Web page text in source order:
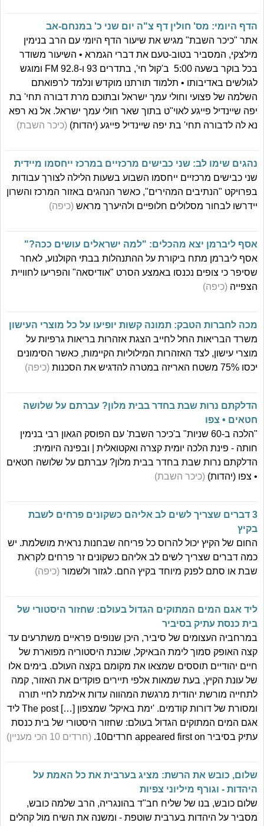
הדף היומי: מס' חולין דף צ"ה יום שני כ' במנחם-אב
אתר "כיכר השבת" מגיש את שיעור הדף היומי עם הרב בנימין
מילצקי, המסביר בטוב-טעם את דברי הגמרא • השיעור משודר
בכל בוקר בשעה 5:00 ב'קול חי', בתדרים 93 ו-92.8 FM ומוגש
לגולשים באדיבותו • תלמוד תורתנו מוקדש ונלמד לרפואתם
השלמה של פצועי וחולי עמך ישראל ובתוכם מרת דבורה תחי' בת
יפה שיינדיל פייגע לאוי"ט בתוך שאר חולי עמך ישראל. אל נא רפא
נא לה לדבורה תחי' בת יפה שיינדיל פייגע (יהדות) (כיכר השבת)
נהגים שימו לב: שני כבישים מרכזיים במרכז ייחסמו מיידית
שני כבישים מרכזיים ייחסמו השבוע בשעות הלילה לצורך עבודות
בפרויקט "הנתיבים המהירים", כאשר הנהגים באזור המרכז והשרון
יידרשו לבחור מסלולים חלופיים ולהיערך מראש (כיפה)
אסף ליברמן יצא מהכלים: "למה ישראלים עושים ככה?"
אסף ליברמן מתח ביקורת על ההתנהלות בבתי הקולנוע, לאחר
שסיפר כי צופים נכנסו באמצע הסרט "אודיסאה" והפריעו לחוויית
הצפייה (כיפה)
מכה לחברות הטבק: תמונה קשות יופיעו על כל מוצרי העישון
משרד הבריאות החל לחייב הצגת אזהרות בריאות גרפיות על
מוצרי עישון, לצד האזהרות המילוליות הקיימות, כאשר הסימונים
יכסו 75% משטח האריזה במטרה להדגיש את הסכנות
(כיפה)
הדלקתם נרות שבת בחדר בבית מלון? עברתם על שלושה
חטאים • צפו
"הלכה ב-60 שניות" ב'כיכר השבת' עם הפוסק הגאון רבי בנימין
חותה - פינת הלכה יומית קצרה ואקטואלית | ובפינה היומית:
הדלקתם נרות שבת בחדר בבית מלון? עברתם על שלושה חטאים
• צפו (יהדות) (כיכר השבת)
3 דברים שצריך לשים לב אליהם כשקונים פרחים לשבת
בקיץ
החום של הקיץ יכול להרוס כל פריחה שבחנות נראית מושלמת. יש
כמה דברים שצריך לשים לב אליהם כשקונים זר פרחים לקראת
שבת או סתם לפנק מיוחד בקיץ החם. לגזור ולשמור (כיפה)
ליד אגם המים המתוקים הגדול בעולם: שחזור היסטורי של
בית כנסת עתיק בסיביר
במרחביה העצומים של סיביר, היכן שנופים פראיים משתרעים עד
קצה האופק סמוך לימת הבאיקל, שוכנת היסטוריה מפוארת של
חיים יהודיים תוססים שמצאו את מקומם בקצה העולם. בימים אלו
של עונת הקיץ, בעת שמאות אלפי תיירים פוקדים את האזור, קמה
לתחייה מורשת יהודית מרגשת המהווה עדות אילמת לחיי תורה
ומסורת של דורות קודמים. 'ימת באיקל' שמצפון […] The post ליד
אגם המים המתוקים הגדול בעולם: שחזור היסטורי של בית כנסת
עתיק בסיביר appeared first on חרדים10.
(חרדים 10 הכי מעניין)
שלום, כובש את הרשת: מציג בערבית את כל האמת על
היהדות - וגורף מיליוני צפיות
שלום כובש, בנו של שליח חב"ד בהונגריה, הרב שלמה כובש,
מסביר על היהדות בערבית שוטפת - ומשנה את השיח מול קהלים